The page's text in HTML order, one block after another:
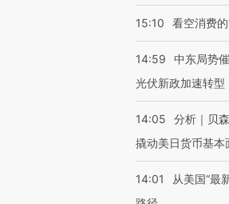
15:10 看空消费
14:59
中东局势
光伏新政加速转型
14:05
分析｜贝
撬动美日货币基本
14:01
从美国“最